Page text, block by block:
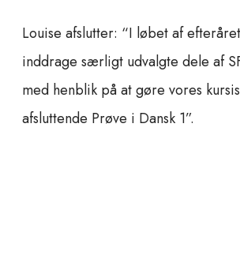
Louise afslutter: “I løbet af
inddrage særligt udvalgte dele af
med henblik på at gøre vores
afsluttende Prøve i Dansk 1”.